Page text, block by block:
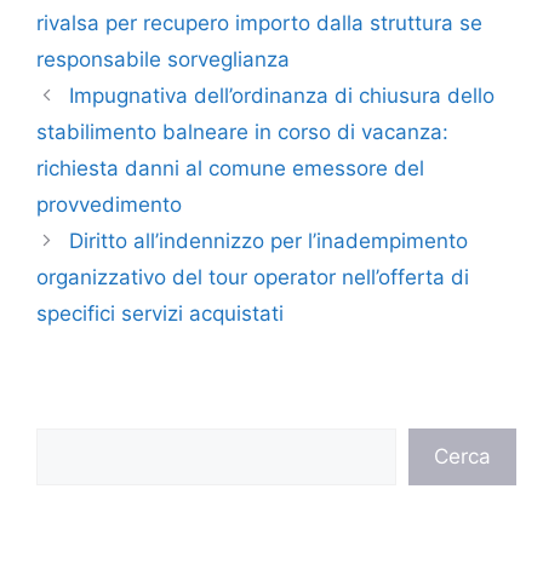
rivalsa per recupero importo dalla struttura se
responsabile sorveglianza
Impugnativa dell’ordinanza di chiusura dello
stabilimento balneare in corso di vacanza:
richiesta danni al comune emessore del
provvedimento
Diritto all’indennizzo per l’inadempimento
organizzativo del tour operator nell’offerta di
specifici servizi acquistati
Cerca